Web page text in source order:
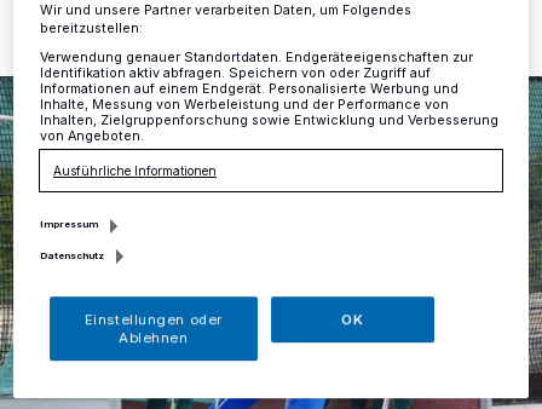
Wir und unsere Partner verarbeiten Daten, um Folgendes
bereitzustellen:
Verwendung genauer Standortdaten. Endgeräteeigenschaften zur
Identifikation aktiv abfragen. Speichern von oder Zugriff auf
Informationen auf einem Endgerät. Personalisierte Werbung und
Inhalte, Messung von Werbeleistung und der Performance von
Inhalten, Zielgruppenforschung sowie Entwicklung und Verbesserung
von Angeboten.
Ausführliche Informationen
Impressum
Datenschutz
Einstellungen oder
Ablehnen
OK